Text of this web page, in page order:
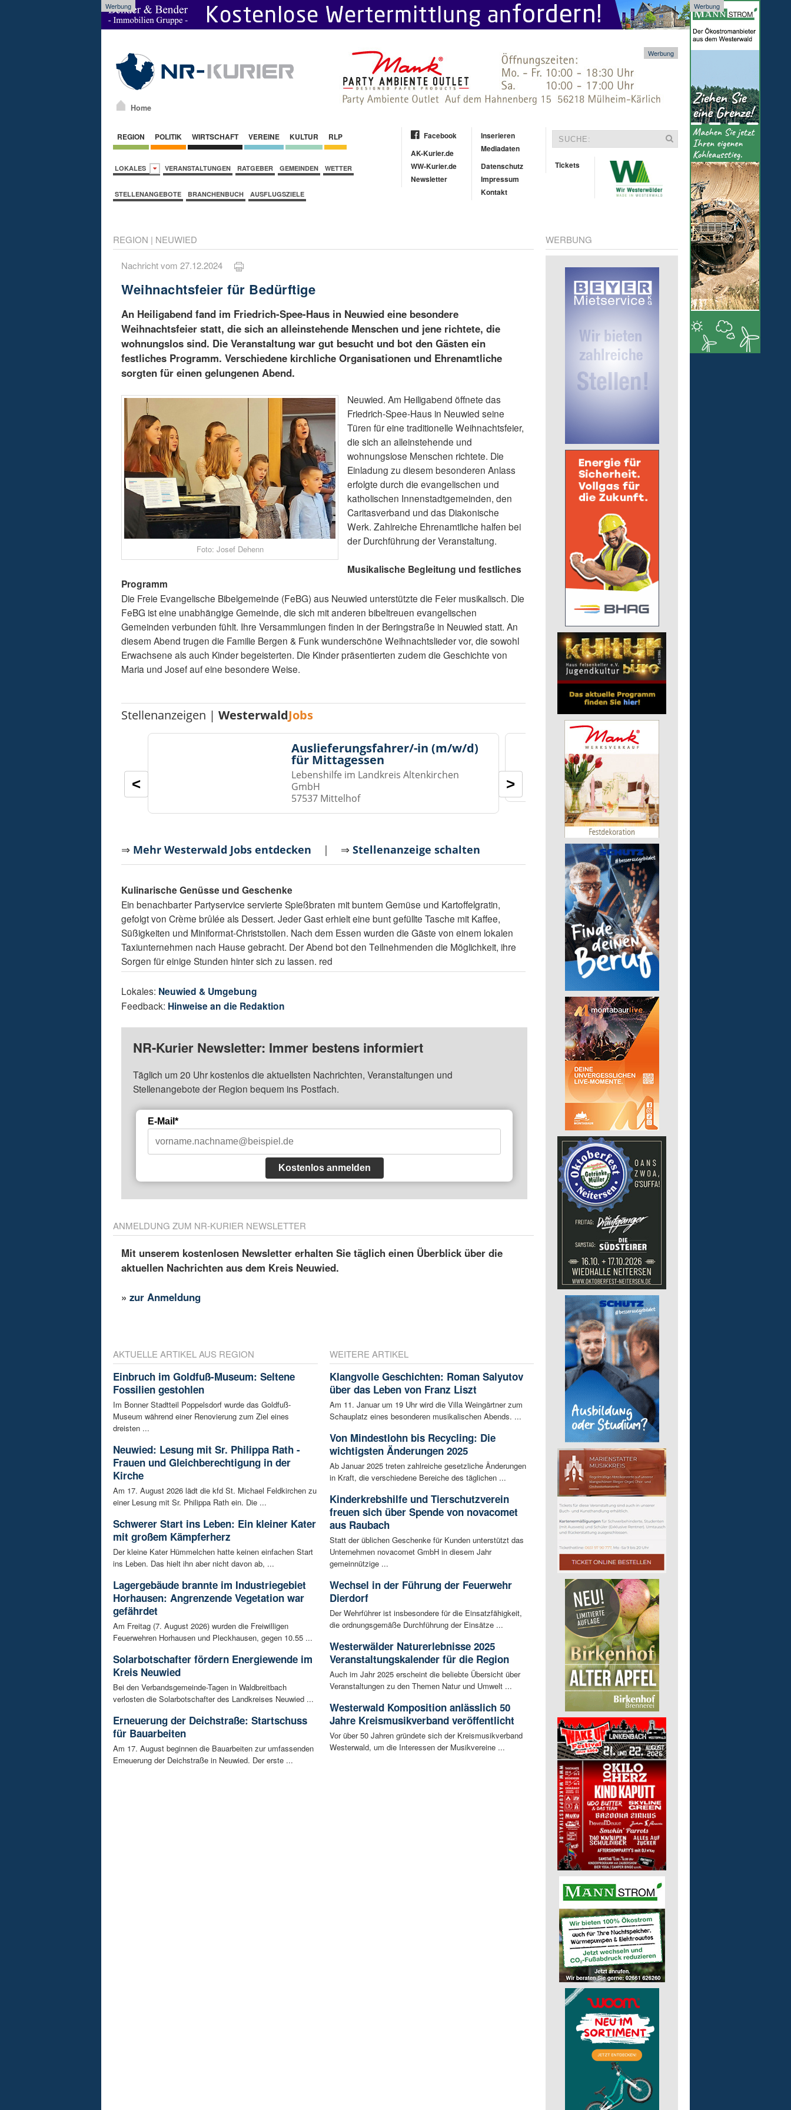
Werbung Werbung
Home
Werbung
REGION POLITIK WIRTSCHAFT VEREINE KULTUR RLP
LOKALES VERANSTALTUNGEN RATGEBER GEMEINDEN WETTER
STELLENANGEBOTE BRANCHENBUCH AUSFLUGSZIELE
Facebook
AK-Kurier.de
WW-Kurier.de
Newsletter
Inserieren
Mediadaten
Datenschutz
Impressum
Kontakt
Tickets
REGION | NEUWIED
Nachricht vom 27.12.2024
Weihnachtsfeier für Bedürftige
An Heiligabend fand im Friedrich-Spee-Haus in Neuwied eine besondere
Weihnachtsfeier statt, die sich an alleinstehende Menschen und jene richtete, die
wohnungslos sind. Die Veranstaltung war gut besucht und bot den Gästen ein
festliches Programm. Verschiedene kirchliche Organisationen und Ehrenamtliche
sorgten für einen gelungenen Abend.
Foto: Josef Dehenn
Neuwied. Am Heiligabend öffnete das
Friedrich-Spee-Haus in Neuwied seine
Türen für eine traditionelle Weihnachtsfeier,
die sich an alleinstehende und
wohnungslose Menschen richtete. Die
Einladung zu diesem besonderen Anlass
erfolgte durch die evangelischen und
katholischen Innenstadtgemeinden, den
Caritasverband und das Diakonische
Werk. Zahlreiche Ehrenamtliche halfen bei
der Durchführung der Veranstaltung.
Musikalische Begleitung und festliches
Programm
Die Freie Evangelische Bibelgemeinde (FeBG) aus Neuwied unterstützte die Feier musikalisch. Die
FeBG ist eine unabhängige Gemeinde, die sich mit anderen bibeltreuen evangelischen
Gemeinden verbunden fühlt. Ihre Versammlungen finden in der Beringstraße in Neuwied statt. An
diesem Abend trugen die Familie Bergen & Funk wunderschöne Weihnachtslieder vor, die sowohl
Erwachsene als auch Kinder begeisterten. Die Kinder präsentierten zudem die Geschichte von
Maria und Josef auf eine besondere Weise.
Stellenanzeigen |WesterwaldJobs
Auslieferungsfahrer/-in (m/w/d)
für Mittagessen
Lebenshilfe im Landkreis Altenkirchen
GmbH
57537 Mittelhof
56242 Marienrachdorf
< >
⇒ Mehr Westerwald Jobs entdecken | ⇒Stellenanzeige schalten
Kulinarische Genüsse und Geschenke
Ein benachbarter Partyservice servierte Spießbraten mit buntem Gemüse und Kartoffelgratin,
gefolgt von Crème brûlée als Dessert. Jeder Gast erhielt eine bunt gefüllte Tasche mit Kaffee,
Süßigkeiten und Miniformat-Christstollen. Nach dem Essen wurden die Gäste von einem lokalen
Taxiunternehmen nach Hause gebracht. Der Abend bot den Teilnehmenden die Möglichkeit, ihre
Sorgen für einige Stunden hinter sich zu lassen. red
Lokales: Neuwied & Umgebung
Feedback: Hinweise an die Redaktion
NR-Kurier Newsletter: Immer bestens informiert
Täglich um 20 Uhr kostenlos die aktuellsten Nachrichten, Veranstaltungen und
Stellenangebote der Region bequem ins Postfach.
E-Mail*
Kostenlos anmelden
ANMELDUNG ZUM NR-KURIER NEWSLETTER
Mit unserem kostenlosen Newsletter erhalten Sie täglich einen Überblick über die
aktuellen Nachrichten aus dem Kreis Neuwied.
»zur Anmeldung
AKTUELLE ARTIKEL AUS REGION
Einbruch im Goldfuß-Museum: Seltene
Fossilien gestohlen
Im Bonner Stadtteil Poppelsdorf wurde das Goldfuß-
Museum während einer Renovierung zum Ziel eines
dreisten ...
Neuwied: Lesung mit Sr. Philippa Rath -
Frauen und Gleichberechtigung in der
Kirche
Am 17. August 2026 lädt die kfd St. Michael Feldkirchen zu
einer Lesung mit Sr. Philippa Rath ein. Die ...
Schwerer Start ins Leben: Ein kleiner Kater
mit großem Kämpferherz
Der kleine Kater Hümmelchen hatte keinen einfachen Start
ins Leben. Das hielt ihn aber nicht davon ab, ...
Lagergebäude brannte im Industriegebiet
Horhausen: Angrenzende Vegetation war
gefährdet
Am Freitag (7. August 2026) wurden die Freiwilligen
Feuerwehren Horhausen und Pleckhausen, gegen 10.55 ...
Solarbotschafter fördern Energiewende im
Kreis Neuwied
Bei den Verbandsgemeinde-Tagen in Waldbreitbach
verlosten die Solarbotschafter des Landkreises Neuwied ...
Erneuerung der Deichstraße: Startschuss
für Bauarbeiten
Am 17. August beginnen die Bauarbeiten zur umfassenden
Erneuerung der Deichstraße in Neuwied. Der erste ...
WEITERE ARTIKEL
Klangvolle Geschichten: Roman Salyutov
über das Leben von Franz Liszt
Am 11. Januar um 19 Uhr wird die Villa Weingärtner zum
Schauplatz eines besonderen musikalischen Abends. ...
Von Mindestlohn bis Recycling: Die
wichtigsten Änderungen 2025
Ab Januar 2025 treten zahlreiche gesetzliche Änderungen
in Kraft, die verschiedene Bereiche des täglichen ...
Kinderkrebshilfe und Tierschutzverein
freuen sich über Spende von novacomet
aus Raubach
Statt der üblichen Geschenke für Kunden unterstützt das
Unternehmen novacomet GmbH in diesem Jahr
gemeinnützige ...
Wechsel in der Führung der Feuerwehr
Dierdorf
Der Wehrführer ist insbesondere für die Einsatzfähigkeit,
die ordnungsgemäße Durchführung der Einsätze ...
Westerwälder Naturerlebnisse 2025
Veranstaltungskalender für die Region
Auch im Jahr 2025 erscheint die beliebte Übersicht über
Veranstaltungen zu den Themen Natur und Umwelt ...
Westerwald Komposition anlässlich 50
Jahre Kreismusikverband veröffentlicht
Vor über 50 Jahren gründete sich der Kreismusikverband
Westerwald, um die Interessen der Musikvereine ...
WERBUNG